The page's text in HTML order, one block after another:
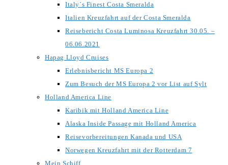
Italy´s Finest Costa Smeralda
Italien Kreuzfahrt auf der Costa Smeralda
Reisebericht Costa Luminosa Kreuzfahrt 30.05. –
06.06.2021
Hapag Lloyd Cruises
Erlebnisbericht MS Europa 2
Zum Besuch der MS Europa 2 vor List auf Sylt
Holland America Line
Karibik mit Holland America Line
Alaska Inside Passage mit Holland America
Reisevorbereitungen Kanada und USA
Norwegen Kreuzfahrt mit der Rotterdam 7
Mein Schiff